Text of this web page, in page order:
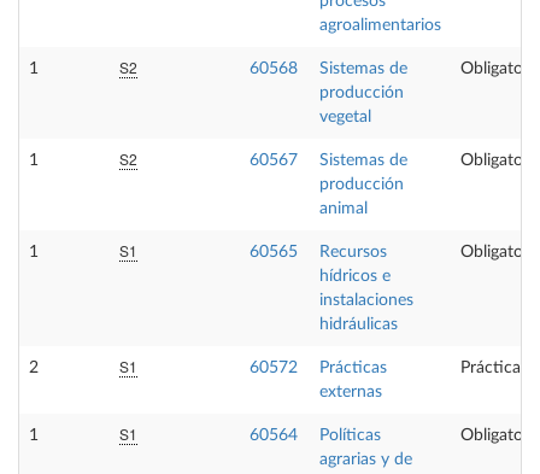
agroalimentarios
1 S2 60568
Sistemas de
producción
vegetal
Obligatoria
1 S2 60567
Sistemas de
producción
animal
Obligatoria
1 S1 60565
Recursos
hídricos e
instalaciones
hidráulicas
Obligatoria
2 S1 60572
Prácticas
externas
Prácticas
1 S1 60564
Políticas
agrarias y de
Obligatoria